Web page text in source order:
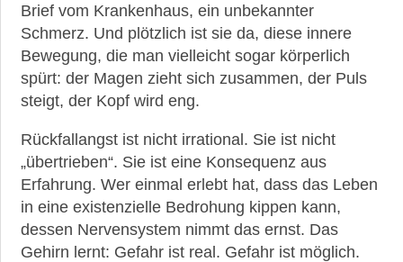
Brief vom Krankenhaus, ein unbekannter
Schmerz. Und plötzlich ist sie da, diese innere
Bewegung, die man vielleicht sogar körperlich
spürt: der Magen zieht sich zusammen, der Puls
steigt, der Kopf wird eng.
Rückfallangst ist nicht irrational. Sie ist nicht
„übertrieben“. Sie ist eine Konsequenz aus
Erfahrung. Wer einmal erlebt hat, dass das Leben
in eine existenzielle Bedrohung kippen kann,
dessen Nervensystem nimmt das ernst. Das
Gehirn lernt: Gefahr ist real. Gefahr ist möglich.